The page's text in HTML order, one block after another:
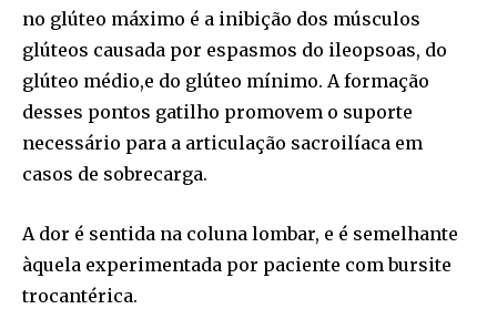
no glúteo máximo é a inibição dos músculos
glúteos causada por espasmos do ileopsoas, do
glúteo médio,e do glúteo mínimo. A formação
desses pontos gatilho promovem o suporte
necessário para a articulação sacroilíaca em
casos de sobrecarga.
A dor é sentida na coluna lombar, e é semelhante
àquela experimentada por paciente com bursite
trocantérica.